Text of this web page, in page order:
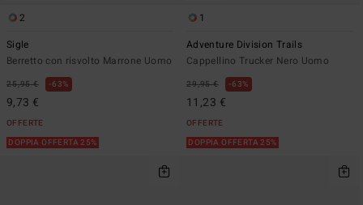
2
Sigle
Berretto con risvolto Marrone Uomo
25,95 € 63%
9,73 €
OFFERTE
DOPPIA OFFERTA 25%
1
Adventure Division Trails
Cappellino Trucker Nero Uomo
29,95 € 63%
11,23 €
OFFERTE
DOPPIA OFFERTA 25%